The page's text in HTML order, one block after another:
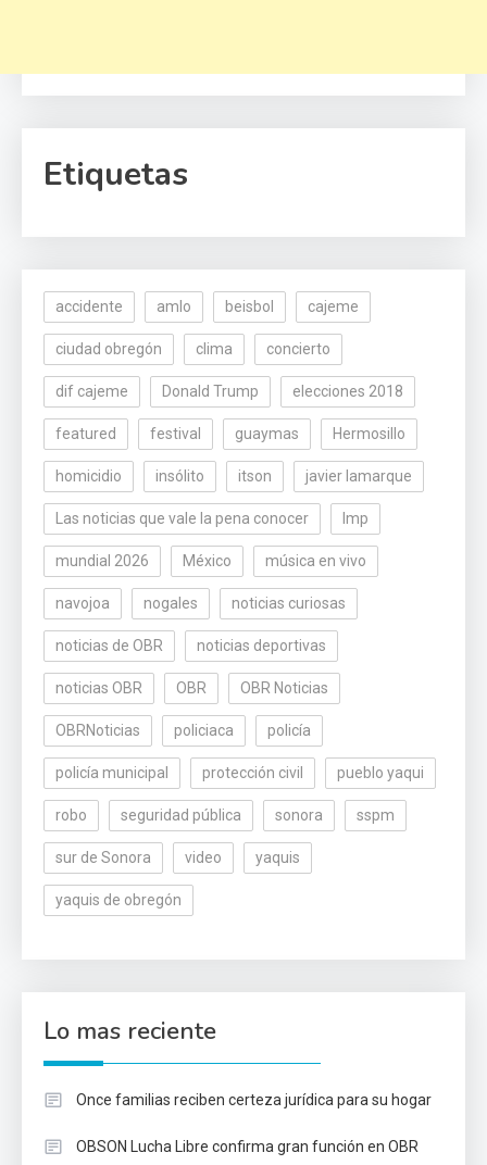
Etiquetas
accidente amlo beisbol cajeme
ciudad obregón clima concierto
dif cajeme Donald Trump elecciones 2018
featured festival guaymas Hermosillo
homicidio insólito itson javier lamarque
Las noticias que vale la pena conocer lmp
mundial 2026 México música en vivo
navojoa nogales noticias curiosas
noticias de OBR noticias deportivas
noticias OBR OBR OBR Noticias
OBRNoticias policiaca policía
policía municipal protección civil pueblo yaqui
robo seguridad pública sonora sspm
sur de Sonora video yaquis
yaquis de obregón
Lo mas reciente
Once familias reciben certeza jurídica para su hogar
OBSON Lucha Libre confirma gran función en OBR